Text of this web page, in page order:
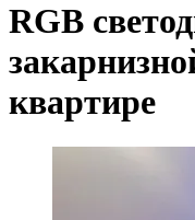
RGB
квартире